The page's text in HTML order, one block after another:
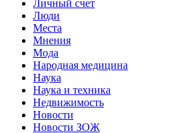
Личный счет
Люди
Места
Мнения
Мода
Народная медицина
Наука
Наука и техника
Недвижимость
Новости
Новости ЗОЖ